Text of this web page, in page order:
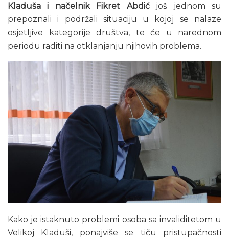
Kladuša i načelnik Fikret Abdićjoš jednom su
prepoznali i podržali situaciju u kojoj se nalaze
osjetljive kategorije društva, te će u narednom
periodu raditi na otklanjanju njihovih problema.
Kako je istaknuto problemi osoba sa invaliditetom u
Velikoj Kladuši, ponajviše se tiču pristupačnosti